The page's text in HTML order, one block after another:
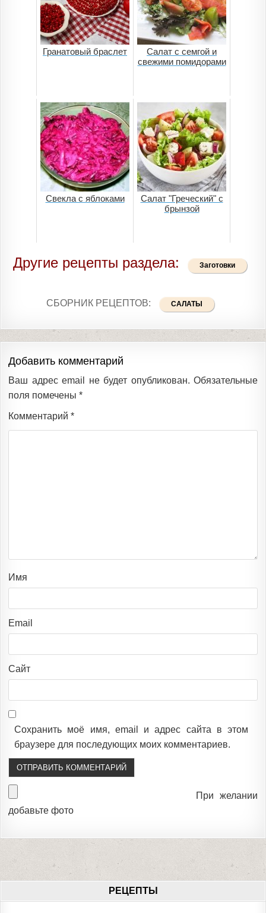
Гранатовый браслет
Салат с семгой и
свежими помидорами
Свекла с яблоками
Салат "Греческий" с
брынзой
Другие рецепты раздела: Заготовки
СБОРНИК РЕЦЕПТОВ: САЛАТЫ
Добавить комментарий
Ваш адрес email не будет опубликован. Обязательные
поля помечены *
Комментарий *
Имя
Email
Сайт
Сохранить моё имя, email и адрес сайта в этом
браузере для последующих моих комментариев.
При желании
добавьте фото
РЕЦЕПТЫ